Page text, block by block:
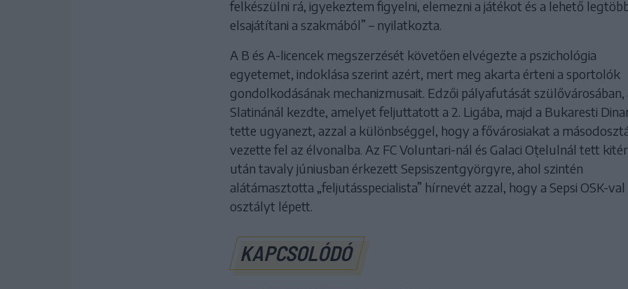
felkészülni rá, igyekeztem figyelni, elemezni a játékot és a lehető
elsajátítani a szakmából” – nyilatkozta.
A B és A-licencek megszerzését követően elvégezte a pszichológia
egyetemet, indoklása szerint azért, mert meg akarta érteni a sportolók
gondolkodásának mechanizmusait. Edzői pályafutását szülővárosában,
Slatinánál kezdte, amelyet feljuttatott a 2. Ligába, majd a Bukaresti
tette ugyanezt, azzal a különbséggel, hogy a fővárosiakat a
vezette fel az élvonalba. Az FC Voluntari-nál és Galaci Oțelulnál tett
után tavaly júniusban érkezett Sepsiszentgyörgyre, ahol szintén
alátámasztotta „feljutásspecialista” hírnevét azzal, hogy a Sepsi OSK-val
osztályt lépett.
KAPCSOLÓDÓ